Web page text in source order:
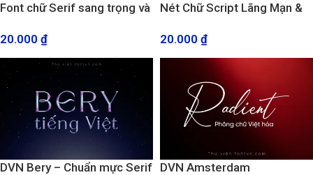
Font chữ Serif sang trọng và
20.000 ₫
Nét Chữ Script Lãng Mạn &
20.000 ₫
DVN Bery – Chuẩn mực Serif DVN Amsterdam